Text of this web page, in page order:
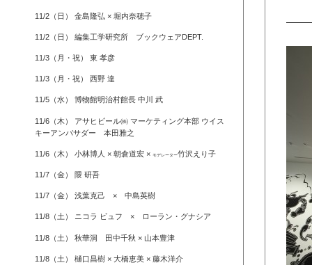
11/2（日） 金島隆弘 × 堀内奈穂子
11/2（日） 編集工学研究所 ブックウェアDEPT.
11/3（月・祝） 東 孝彦
11/3（月・祝） 西野 達
11/5（水） 博物館明治村館長 中川 武
11/6（木） アサヒビール㈱ マーケティング本部 ウイス
キーアンバサダー 本田雅之
11/6（木） 小林博人 × 朝倉道宏 × モデレーター竹沢えり子
11/7（金） 隈 研吾
11/7（金） 浅葉克己 × 中島英樹
11/8（土） ニコラ ビュフ × ローラン・グナシア
11/8（土） 秋華洞 田中千秋 × 山本豊津
11/8（土） 樋口昌樹 × 大橋恵美 × 藤木洋介